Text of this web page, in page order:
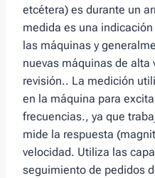
etcétera) es durante un
medida es una
las máquinas y
nuevas máquinas de alta
revisión.. La medición
en la máquina para
frecuencias., ya que
mide la respuesta
velocidad. Utiliza las
seguimiento de pedidos